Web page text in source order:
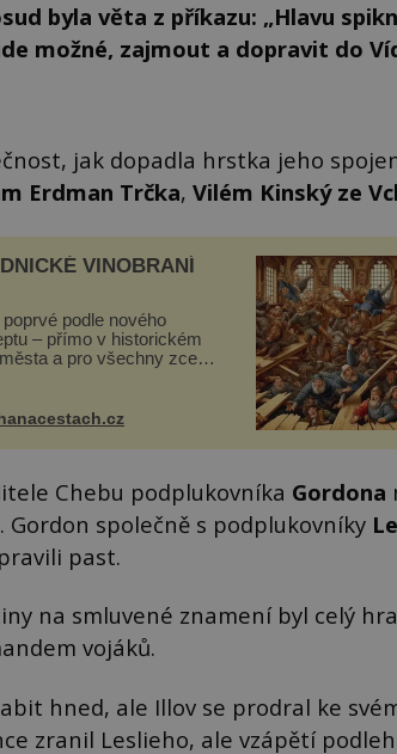
byla věta z příkazu: „Hlavu
možné, zajmout a dopravit do
jak dopadla hrstka jeho
Erdman Trčka, Vilém Kinský ze
VINOBRANÍ
poprvé podle nového
– přímo v historickém
a pro všechny zcela
Návštěvníci se mohou
víno, burčák, pes...
Chebu podplukovníka Gordona
Gordon společně s podplukovníky
past.
na smluvené znamení byl celý
vojáků.
hned, ale Illov se prodral ke
zranil Leslieho, ale vzápětí